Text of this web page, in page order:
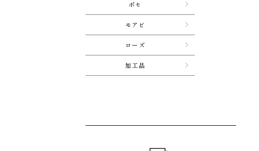
ボセ
モアビ
ローズ
加工品